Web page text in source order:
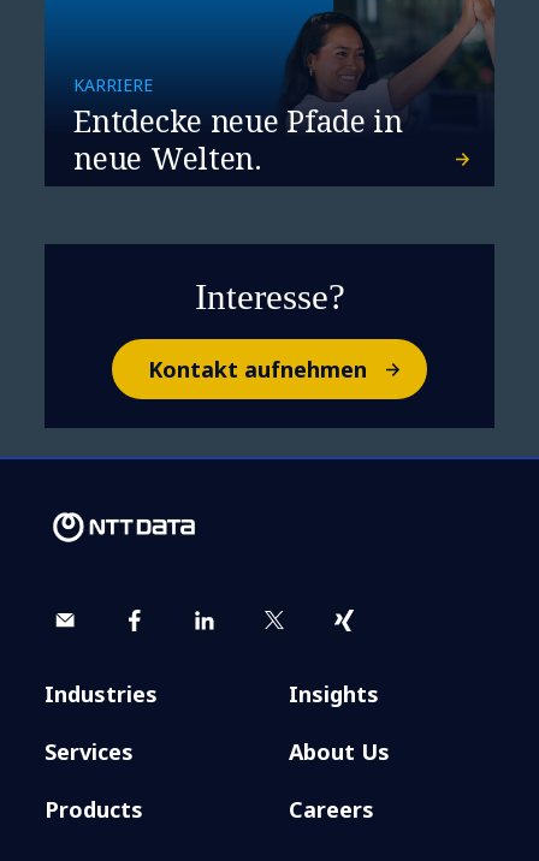
KARRIERE
Entdecke neue Pfade in
neue Welten.
Interesse?
Kontakt aufnehmen
Industries
Services
Products
Insights
About Us
Careers